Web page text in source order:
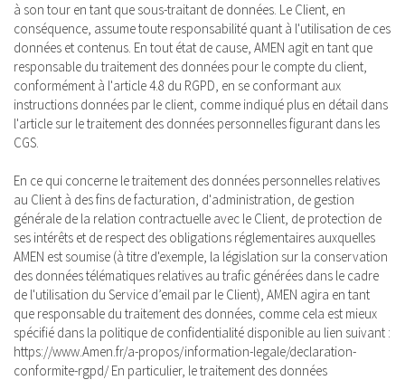
à son tour en tant que sous-traitant de données. Le Client, en
conséquence, assume toute responsabilité quant à l'utilisation de ces
données et contenus. En tout état de cause, AMEN agit en tant que
responsable du traitement des données pour le compte du client,
conformément à l'article 4.8 du RGPD, en se conformant aux
instructions données par le client, comme indiqué plus en détail dans
l'article sur le traitement des données personnelles figurant dans les
CGS.
En ce qui concerne le traitement des données personnelles relatives
au Client à des fins de facturation, d'administration, de gestion
générale de la relation contractuelle avec le Client, de protection de
ses intérêts et de respect des obligations réglementaires auxquelles
AMEN est soumise (à titre d'exemple, la législation sur la conservation
des données télématiques relatives au trafic générées dans le cadre
de l'utilisation du Service d’email par le Client), AMEN agira en tant
que responsable du traitement des données, comme cela est mieux
spécifié dans la politique de confidentialité disponible au lien suivant :
https://www.Amen.fr/a-propos/information-legale/declaration-
conformite-rgpd/ En particulier, le traitement des données